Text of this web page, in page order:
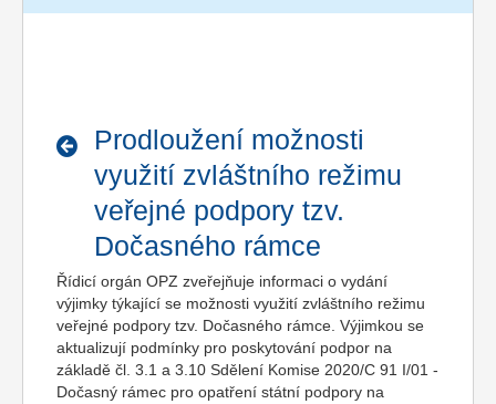
Prodloužení možnosti
využití zvláštního režimu
veřejné podpory tzv.
Dočasného rámce
Řídicí orgán OPZ zveřejňuje informaci o vydání
výjimky týkající se možnosti využití zvláštního režimu
veřejné podpory tzv. Dočasného rámce. Výjimkou se
aktualizují podmínky pro poskytování podpor na
základě čl. 3.1 a 3.10 Sdělení Komise 2020/C 91 I/01 -
Dočasný rámec pro opatření státní podpory na